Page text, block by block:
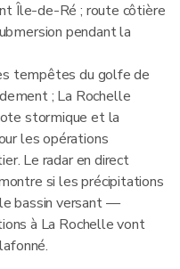
Île-de-Ré ; route côtière
pendant la
tempêtes du golfe de
; La Rochelle
stormique et la
les opérations
Le radar en direct
si les précipitations
bassin versant —
à La Rochelle vont